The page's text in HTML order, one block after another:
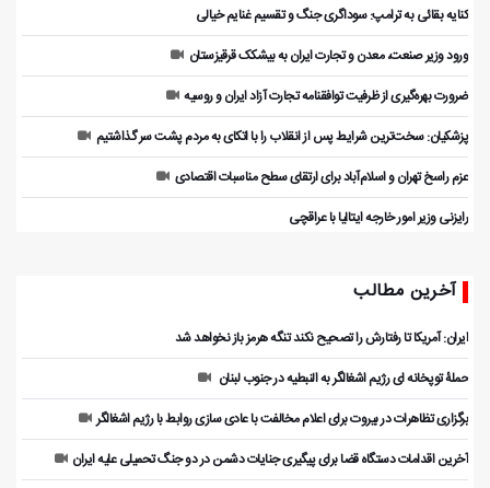
کنایه بقائی به ترامپ: سوداگری جنگ و تقسیم غنایم خیالی
ورود وزیر صنعت، معدن و تجارت ایران به بیشکک قرقیزستان
ضرورت بهره‌گیری از ظرفیت توافقنامه تجارت آزاد ایران و روسیه
پزشکیان: سخت‌ترین شرایط پس از انقلاب را با اتکای به مردم پشت سر گذاشتیم
عزم راسخ تهران و اسلام‌آباد برای ارتقای سطح مناسبات اقتصادی
رایزنی وزیر امور خارجه ایتالیا با عراقچی
آخرین مطالب
ایران: آمریکا تا رفتارش را تصحیح نکند تنگه هرمز باز نخواهد شد
حملۀ توپخانه ای رژیم اشغالگر به النبطیه در جنوب لبنان
برگزاری تظاهرات در بیروت برای اعلام مخالفت با عادی سازی روابط با رژیم اشغالگر
آخرین اقدامات دستگاه قضا برای پیگیری جنایات دشمن در دو جنگ تحمیلی علیه ایران